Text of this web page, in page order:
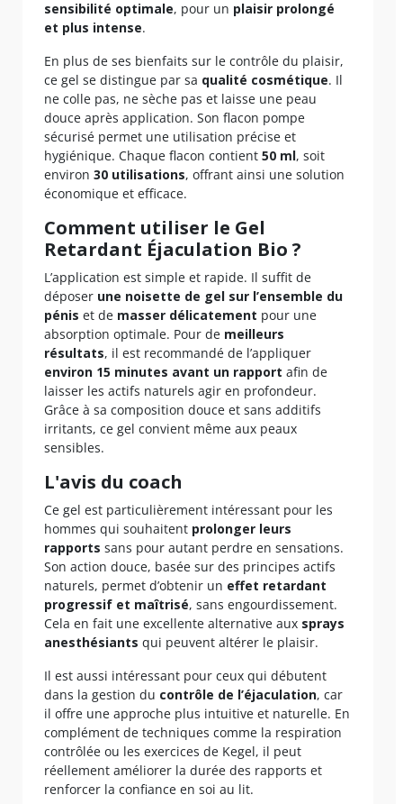
sensibilité optimale, pour un plaisir prolongé
et plus intense.
En plus de ses bienfaits sur le contrôle du plaisir,
ce gel se distingue par sa qualité cosmétique. Il
ne colle pas, ne sèche pas et laisse une peau
douce après application. Son flacon pompe
sécurisé permet une utilisation précise et
hygiénique. Chaque flacon contient 50 ml, soit
environ 30 utilisations, offrant ainsi une solution
économique et efficace.
Comment utiliser le Gel
Retardant Éjaculation Bio ?
L’application est simple et rapide. Il suffit de
déposer une noisette de gel sur l’ensemble du
pénis et de masser délicatement pour une
absorption optimale. Pour de meilleurs
résultats, il est recommandé de l’appliquer
environ 15 minutes avant un rapport afin de
laisser les actifs naturels agir en profondeur.
Grâce à sa composition douce et sans additifs
irritants, ce gel convient même aux peaux
sensibles.
L'avis du coach
Ce gel est particulièrement intéressant pour les
hommes qui souhaitent prolonger leurs
rapports sans pour autant perdre en sensations.
Son action douce, basée sur des principes actifs
naturels, permet d’obtenir un effet retardant
progressif et maîtrisé, sans engourdissement.
Cela en fait une excellente alternative aux sprays
anesthésiants qui peuvent altérer le plaisir.
Il est aussi intéressant pour ceux qui débutent
dans la gestion du contrôle de l’éjaculation, car
il offre une approche plus intuitive et naturelle. En
complément de techniques comme la respiration
contrôlée ou les exercices de Kegel, il peut
réellement améliorer la durée des rapports et
renforcer la confiance en soi au lit.